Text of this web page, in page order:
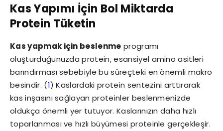
Kas Yapımı İçin Bol Miktarda
Protein Tüketin
Kas yapmak için beslenme programı
oluşturduğunuzda protein, esansiyel amino asitleri
barındırması sebebiyle bu süreçteki en önemli makro
besindir. (1) Kaslardaki protein sentezini arttırarak
kas inşasını sağlayan proteinler beslenmenizde
oldukça önemli yer tutuyor. Kaslarınızın daha hızlı
toparlanması ve hızlı büyümesi proteinle gerçekleşir.